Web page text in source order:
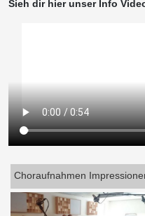
Sieh dir hier unser Info
Choraufnahmen